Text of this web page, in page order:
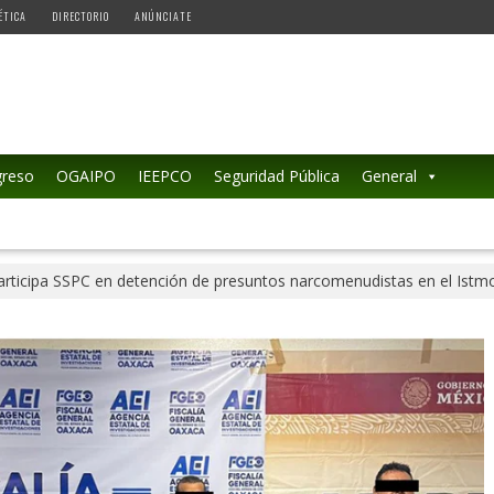
DIRECTORIO ANÚNCIATE
OGAIPO IEEPCO Seguridad Pública General
SSPC en detención de presuntos narcomenudistas en el